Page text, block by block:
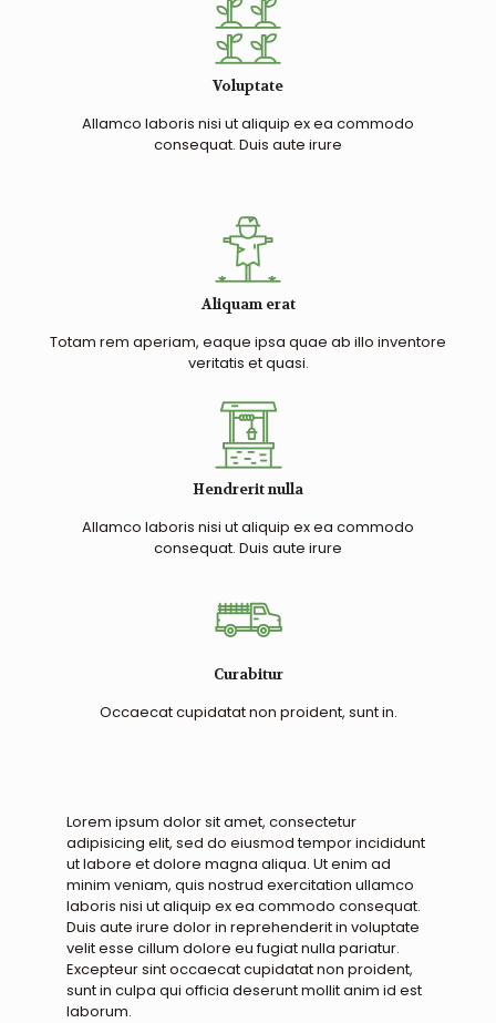
Voluptate
Allamco laboris nisi ut aliquip ex ea commodo
consequat. Duis aute irure
Aliquam erat
Totam rem aperiam, eaque ipsa quae ab illo inventore
veritatis et quasi.
Hendrerit nulla
Allamco laboris nisi ut aliquip ex ea commodo
consequat. Duis aute irure
Curabitur
Occaecat cupidatat non proident, sunt in.
Lorem ipsum dolor sit amet, consectetur
adipisicing elit, sed do eiusmod tempor incididunt
ut labore et dolore magna aliqua. Ut enim ad
minim veniam, quis nostrud exercitation ullamco
laboris nisi ut aliquip ex ea commodo consequat.
Duis aute irure dolor in reprehenderit in voluptate
velit esse cillum dolore eu fugiat nulla pariatur.
Excepteur sint occaecat cupidatat non proident,
sunt in culpa qui officia deserunt mollit anim id est
laborum.